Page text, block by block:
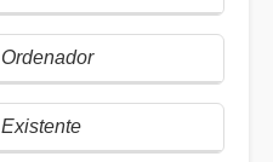
Ordenador
Existente